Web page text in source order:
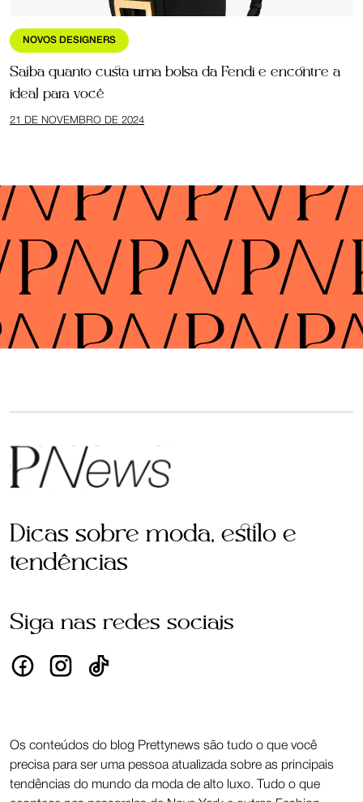
NOVOS DESIGNERS
Saiba quanto custa uma bolsa da Fendi e encontre a
ideal para você
21 DE NOVEMBRO DE 2024
Dicas sobre moda, estilo e
tendências
Siga nas redes sociais
Os conteúdos do blog Prettynews são tudo o que você
precisa para ser uma pessoa atualizada sobre as principais
tendências do mundo da moda de alto luxo. Tudo o que